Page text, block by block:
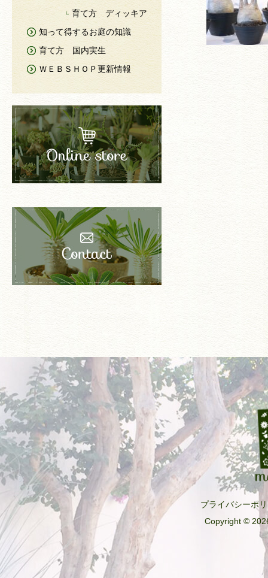
育て方 ディッキア
知って得するお庭の知識
育て方 国内実生
ＷＥＢＳＨＯＰ更新情報
プライバシーポ
Copyright ©